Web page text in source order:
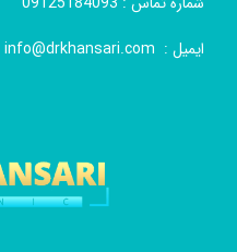
ایمیل : info@drkhansari.com